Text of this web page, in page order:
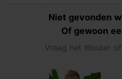
Niet gevonden
Of gewoon
Vraag het Wouter